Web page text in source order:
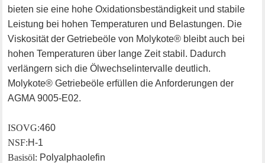
bieten sie eine hohe Oxidationsbeständigkeit und stabile
Leistung bei hohen Temperaturen und Belastungen. Die
Viskosität der Getriebeöle von Molykote® bleibt auch bei
hohen Temperaturen über lange Zeit stabil. Dadurch
verlängern sich die Ölwechselintervalle deutlich.
Molykote® Getriebeöle erfüllen die Anforderungen der
AGMA 9005-E02.
ISO VG:460
NSF:H-1
Basisöl: Polyalphaolefin